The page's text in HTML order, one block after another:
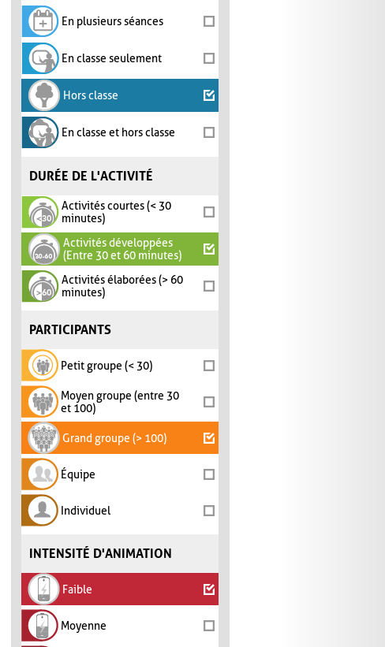
En plusieurs séances
En classe seulement
Hors classe
En classe et hors classe
DURÉE DE L'ACTIVITÉ
Activités courtes (< 30
minutes)
Activités développées
(Entre 30 et 60 minutes)
Activités élaborées (> 60
minutes)
PARTICIPANTS
Petit groupe (< 30)
Moyen groupe (entre 30
et 100)
Grand groupe (> 100)
Équipe
Individuel
INTENSITÉ D'ANIMATION
Faible
Moyenne